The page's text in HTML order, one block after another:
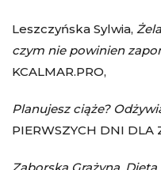
Leszczyńska Sylwia,
czym nie powinien
KCALMAR.PRO,
Planujesz ciąże?
PIERWSZYCH DNI DLA
Zaborska Grażyna,